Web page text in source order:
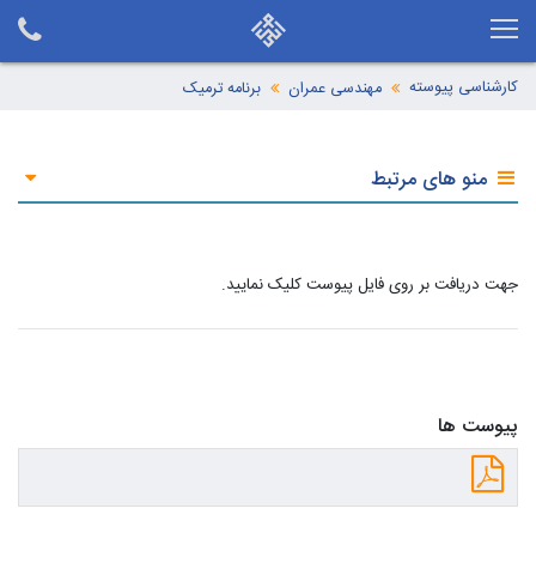
کارشناسی پیوسته مهندسی عمران برنامه ترمیک
منو های مرتبط
جهت دریافت بر روی فایل پیوست کلیک نمایید.
پیوست ها